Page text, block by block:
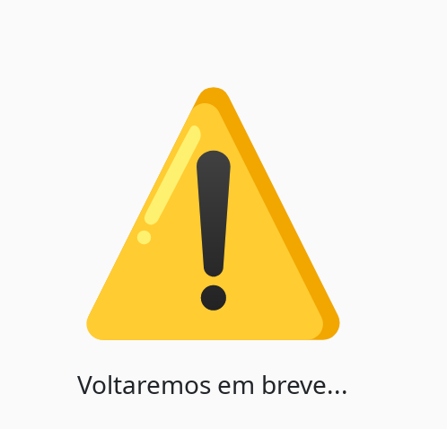
Voltaremos em breve...